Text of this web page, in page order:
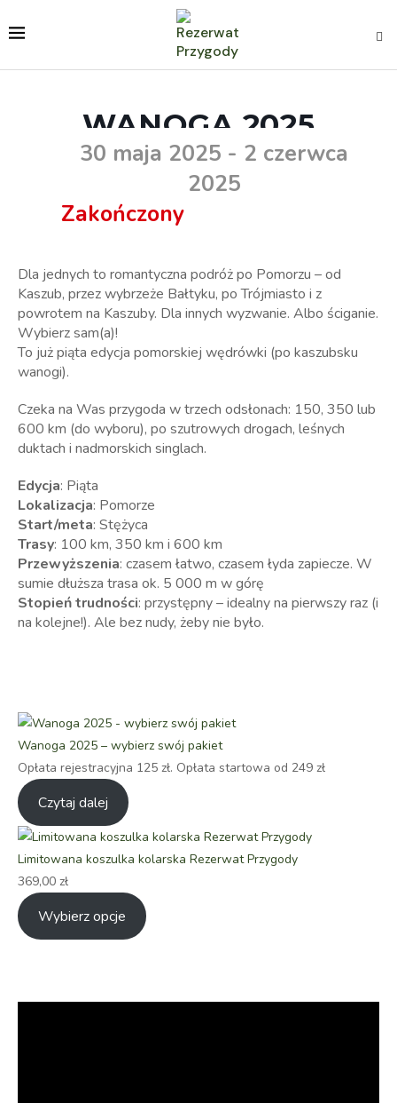
WANOGA 2025
30 maja 2025 - 2 czerwca
2025
Zakończony
Dla jednych to romantyczna podróż po Pomorzu – od
Kaszub, przez wybrzeże Bałtyku, po Trójmiasto i z
powrotem na Kaszuby. Dla innych wyzwanie. Albo ściganie.
Wybierz sam(a)!
To już piąta edycja pomorskiej wędrówki (po kaszubsku
wanogi).
Czeka na Was przygoda w trzech odsłonach: 150, 350 lub
600 km (do wyboru), po szutrowych drogach, leśnych
duktach i nadmorskich singlach.
Edycja: Piąta
Lokalizacja: Pomorze
Start/meta: Stężyca
Trasy: 100 km, 350 km i 600 km
Przewyższenia: czasem łatwo, czasem łyda zapiecze. W
sumie dłuższa trasa ok. 5 000 m w górę
Stopień trudności: przystępny – idealny na pierwszy raz (i
na kolejne!). Ale bez nudy, żeby nie było.
Wanoga 2025 – wybierz swój pakiet
Opłata rejestracyjna 125 zł. Opłata startowa od 249 zł
Czytaj dalej
Limitowana koszulka kolarska Rezerwat Przygody
369,00 zł
Wybierz opcje